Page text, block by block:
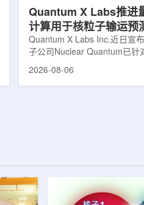
Quantum X Labs推进
计算用于核粒子输运预
拟
Quantum X Labs Inc.近日宣
子公司Nuclear Quantum已针
业计算模拟中的一项瓶颈提出
效率。Nuclear Quantum此次
学能够直接在量子计算框架中
模拟。...
2026-08-06